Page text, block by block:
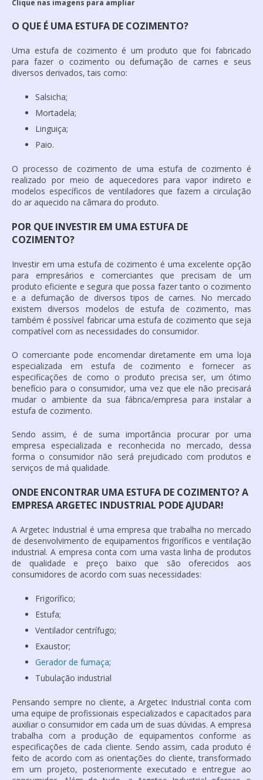
Clique nas imagens para ampliar
O QUE É UMA ESTUFA DE COZIMENTO?
Uma estufa de cozimento é um produto que foi fabricado
para fazer o cozimento ou defumação de carnes e seus
diversos derivados, tais como:
Salsicha;
Mortadela;
Linguiça;
Paio.
O processo de cozimento de uma estufa de cozimento é
realizado por meio de aquecedores para vapor indireto e
modelos específicos de ventiladores que fazem a circulação
do ar aquecido na câmara do produto.
POR QUE INVESTIR EM UMA ESTUFA DE
COZIMENTO?
Investir em uma estufa de cozimento é uma excelente opção
para empresários e comerciantes que precisam de um
produto eficiente e segura que possa fazer tanto o cozimento
e a defumação de diversos tipos de carnes. No mercado
existem diversos modelos deestufa de cozimento, mas
também é possível fabricar umaestufa de cozimento que seja
compatível com as necessidades do consumidor.
O comerciante pode encomendar diretamente em uma loja
especializada em estufa de cozimento e fornecer as
especificações de como o produto precisa ser, um ótimo
benefício para o consumidor, uma vez que ele não precisará
mudar o ambiente da sua fábrica/empresa para instalar a
estufa de cozimento.
Sendo assim, é de suma importância procurar por uma
empresa especializada e reconhecida no mercado, dessa
forma o consumidor não será prejudicado com produtos e
serviços de má qualidade.
ONDE ENCONTRAR UMA ESTUFA DE COZIMENTO? A
EMPRESA ARGETEC INDUSTRIAL PODE AJUDAR!
A Argetec Industrial é uma empresa que trabalha no mercado
de desenvolvimento de equipamentos frigoríficos e ventilação
industrial. A empresa conta com uma vasta linha de produtos
de qualidade e preço baixo que são oferecidos aos
consumidores de acordo com suas necessidades:
Frigorífico;
Estufa;
Ventilador centrífugo;
Exaustor;
Gerador de fumaça;
Tubulação industrial
Pensando sempre no cliente, a Argetec Industrial conta com
uma equipe de profissionais especializados e capacitados para
auxiliar o consumidor em cada um de suas dúvidas. A empresa
trabalha com a produção de equipamentos conforme as
especificações de cada cliente. Sendo assim, cada produto é
feito de acordo com as orientações do cliente, transformado
em um projeto, posteriormente executado e entregue ao